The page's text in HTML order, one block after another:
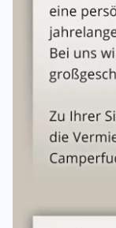
Wird das
vermietet,
Bei
mindestens
90
10. Übergabe
Gemeinsame
Das Fahrzeug
zurückzugeben.